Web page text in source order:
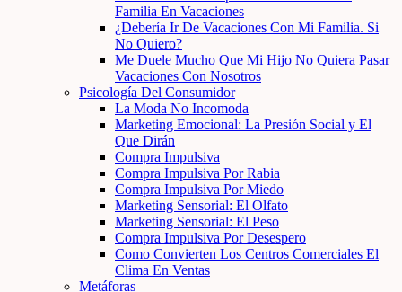
Familia En Vacaciones
¿Debería Ir De Vacaciones Con Mi Familia. Si
No Quiero?
Me Duele Mucho Que Mi Hijo No Quiera Pasar
Vacaciones Con Nosotros
Psicología Del Consumidor
La Moda No Incomoda
Marketing Emocional: La Presión Social y El
Que Dirán
Compra Impulsiva
Compra Impulsiva Por Rabia
Compra Impulsiva Por Miedo
Marketing Sensorial: El Olfato
Marketing Sensorial: El Peso
Compra Impulsiva Por Desespero
Como Convierten Los Centros Comerciales El
Clima En Ventas
Metáforas